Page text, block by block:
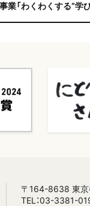
”学びの場”づくり」に理事長の
〒164-8638 東
TEL：03-3381-